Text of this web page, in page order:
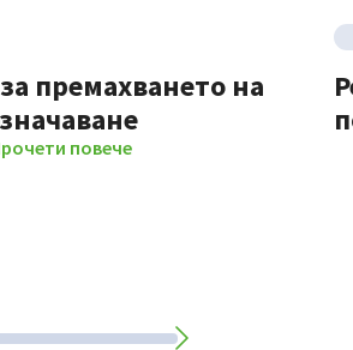
премахването на
повече